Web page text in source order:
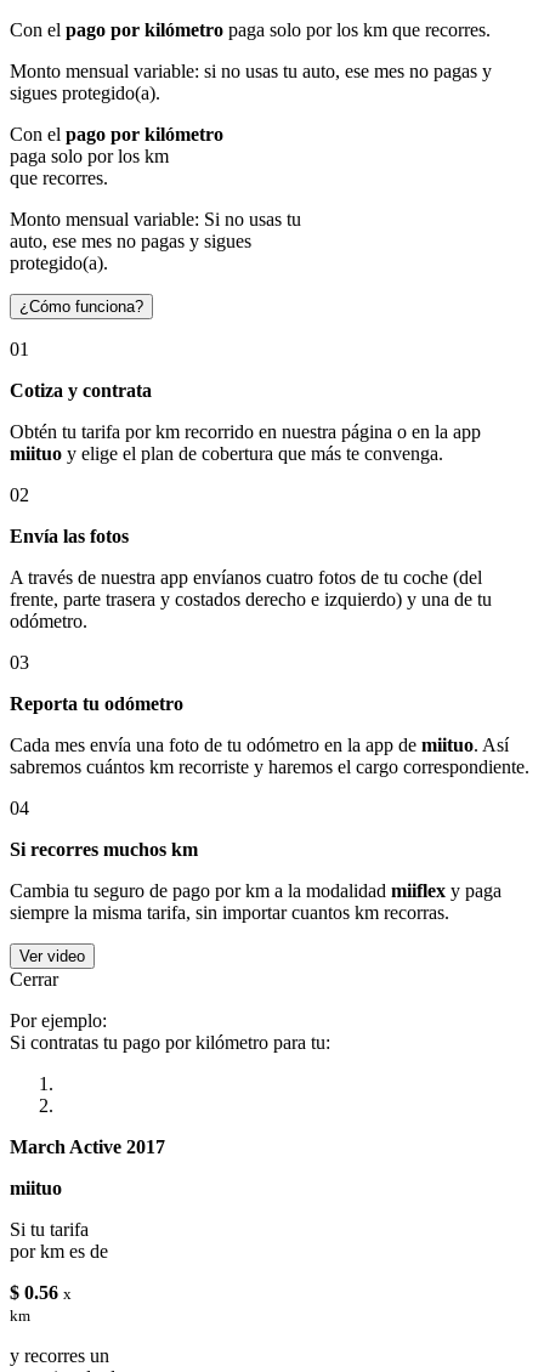
Con el pago por kilómetro paga solo por los km que recorres.
Monto mensual variable: si no usas tu auto, ese mes no pagas y
sigues protegido(a).
Con el pago por kilómetro
paga solo por los km
que recorres.
Monto mensual variable: Si no usas tu
auto, ese mes no pagas y sigues
protegido(a).
¿Cómo funciona?
01
Cotiza y contrata
Obtén tu tarifa por km recorrido en nuestra página o en la app
miituo y elige el plan de cobertura que más te convenga.
02
Envía las fotos
A través de nuestra app envíanos cuatro fotos de tu coche (del
frente, parte trasera y costados derecho e izquierdo) y una de tu
odómetro.
03
Reporta tu odómetro
Cada mes envía una foto de tu odómetro en la app de miituo. Así
sabremos cuántos km recorriste y haremos el cargo correspondiente.
04
Si recorres muchos km
Cambia tu seguro de pago por km a la modalidad miiflex y paga
siempre la misma tarifa, sin importar cuantos km recorras.
Ver video
Cerrar
Por ejemplo:
Si contratas tu pago por kilómetro para tu:
March Active 2017
miituo
Si tu tarifa
por km es de
$ 0.56 x
km
y recorres un